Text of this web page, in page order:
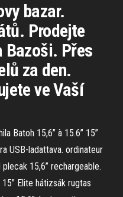
bazar.
Prodejte
Bazoši. Přes
za den.
ve Vaší
Batoh 15,6” à 15.6” 15”
USB-ladattava. ordinateur
15,6” rechargeable.
Elite hátizsák rugtas